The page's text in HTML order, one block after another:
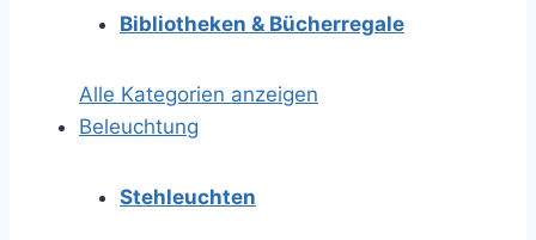
Bibliotheken & Bücherregale
Alle Kategorien anzeigen
Beleuchtung
Stehleuchten